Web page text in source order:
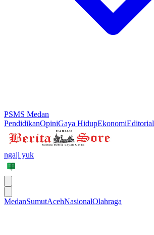
PSMS Medan
PendidikanOpiniGaya HidupEkonomiEditorial
ngaji yuk
MedanSumutAcehNasionalOlahraga